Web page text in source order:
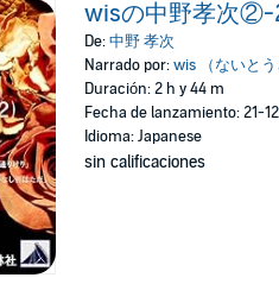
wisの中野孝次②-
De:中野 孝次
Narrado por:wis （ないとう
Duración: 2 h y 44 m
Fecha de lanzamiento: 21-
Idioma: Japanese
sin calificaciones